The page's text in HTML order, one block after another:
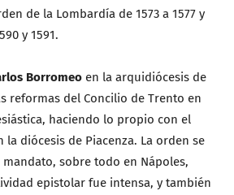
de la Lombardía de 1573 a 1577 y
y 1591.
Borromeo en la arquidiócesis de
reformas del Concilio de Trento en
haciendo lo propio con el
la diócesis de Piacenza. La orden se
sobre todo en Nápoles,
epistolar fue intensa, y también